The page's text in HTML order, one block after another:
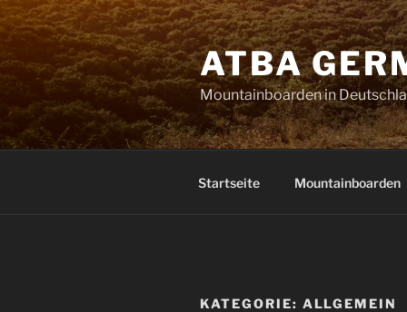
Zum
Inhalt
springen
ATBA
Mountainboarden in
Startseite Mountainboarden
KATEGORIE: ALLGEMEIN